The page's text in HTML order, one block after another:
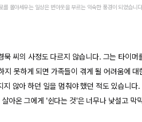
를 몰아세우는 일상은 번아웃을 부르는 익숙한 풍경이 되었습니
씨의 사정도 다르지 않습니다. 그는 타이머
못하게 되면 가족들이 겪게 될 어려움에
않아 하던 일을 멈춰야 했던 적도 있습니다
아온 그에게 '쉰다는 것'은 너무나 낯설고 막